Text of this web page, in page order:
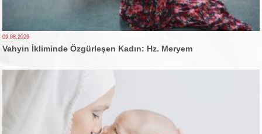
09.08.2026
Vahyin İkliminde Özgürleşen Kadın: Hz. Meryem